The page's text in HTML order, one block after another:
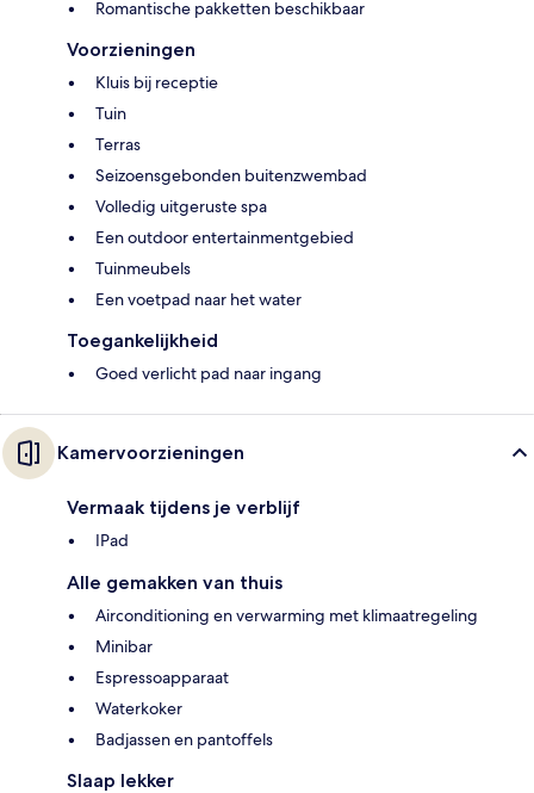
Romantische pakketten beschikbaar
Voorzieningen
Kluis bij receptie
Tuin
Terras
Seizoensgebonden buitenzwembad
Volledig uitgeruste spa
Een outdoor entertainmentgebied
Tuinmeubels
Een voetpad naar het water
Toegankelijkheid
Goed verlicht pad naar ingang
Kamervoorzieningen
Vermaak tijdens je verblijf
IPad
Alle gemakken van thuis
Airconditioning en verwarming met klimaatregeling
Minibar
Espressoapparaat
Waterkoker
Badjassen en pantoffels
Slaap lekker